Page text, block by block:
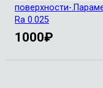
поверхности-
Ra 0.025
1000₽